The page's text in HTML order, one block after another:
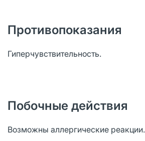
Противопоказания
Гиперчувствительность.
Побочные действия
Возможны аллергические реакции.